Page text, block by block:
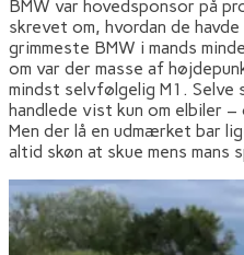
BMW var hovedsponsor på
skrevet om, hvordan de
grimmeste BMW i mands
om var der masse af
mindst selvfølgelig M1. Selve
handlede vist kun om elbiler
Men der lå en udmærket bar
altid skøn at skue mens mans